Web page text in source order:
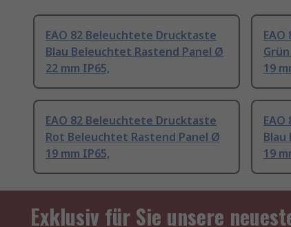
EAO 82 Beleuchtete Drucktaste
Blau Beleuchtet Rastend Panel Ø
22 mm IP65,
19
EAO 82 Beleuchtete Drucktaste
Rot Beleuchtet Rastend Panel Ø
19 mm IP65,
19
Exklusiv für Sie unsere